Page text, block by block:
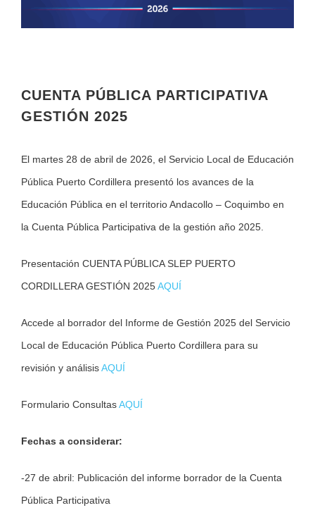
CUENTA PÚBLICA PARTICIPATIVA
GESTIÓN 2025
El martes 28 de abril de 2026, el Servicio Local de Educación
Pública Puerto Cordillera presentó los avances de la
Educación Pública en el territorio Andacollo – Coquimbo en
la Cuenta Pública Participativa de la gestión año 2025.
Presentación CUENTA PÚBLICA SLEP PUERTO
CORDILLERA GESTIÓN 2025AQUÍ
Accede al borrador del Informe de Gestión 2025 del Servicio
Local de Educación Pública Puerto Cordillera para su
revisión y análisisAQUÍ
Formulario ConsultasAQUÍ
Fechas a considerar:
-27 de abril: Publicación del informe borrador de la Cuenta
Pública Participativa